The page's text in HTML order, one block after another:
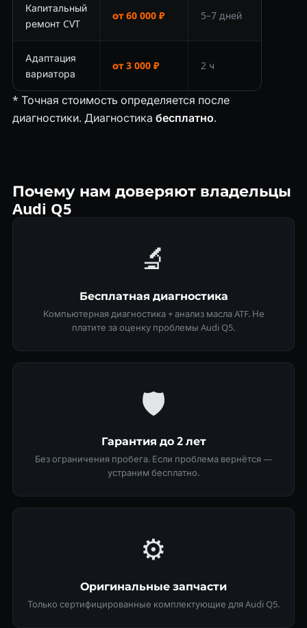
Капитальный
ремонт CVT
от 60 000 ₽ 5–7 дней
Адаптация
вариатора
от 3 000 ₽ 2 ч
* Точная стоимость определяется после
диагностики. Диагностика бесплатно.
Почему нам доверяют владельцы
Audi Q5
🔬
Бесплатная диагностика
Компьютерная диагностика + анализ масла ATF. Не
платите за оценку проблемы Audi Q5.
🛡
Гарантия до 2 лет
Без ограничения пробега. Если проблема вернётся —
устраним бесплатно.
⚙️
Оригинальные запчасти
Только сертифицированные комплектующие для Audi Q5.